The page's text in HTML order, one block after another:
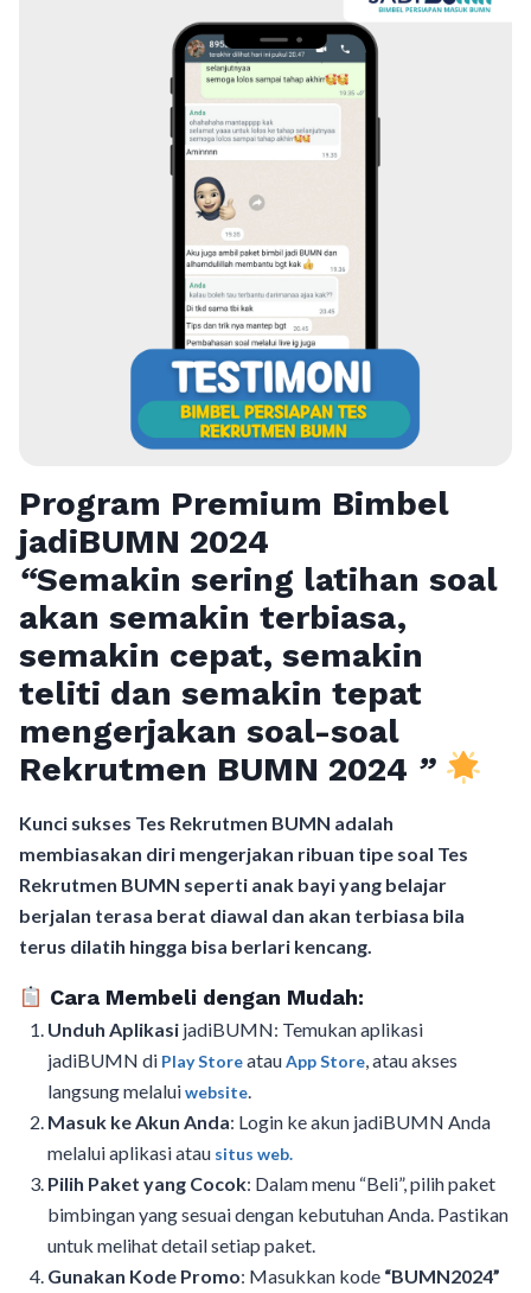
Program Premium Bimbel
jadiBUMN 2024
“Semakin sering latihan soal
akan semakin terbiasa,
semakin cepat, semakin
teliti dan semakin tepat
mengerjakan soal-soal
Rekrutmen BUMN 2024 ”
Kunci sukses Tes Rekrutmen BUMN adalah
membiasakan diri mengerjakan ribuan tipe soal Tes
Rekrutmen BUMN seperti anak bayi yang belajar
berjalan terasa berat diawal dan akan terbiasa bila
terus dilatih hingga bisa berlari kencang.
Cara Membeli dengan Mudah:
Unduh Aplikasi jadiBUMN: Temukan aplikasi
jadiBUMN di Play StoreatauApp Store, atau akses
langsung melaluiwebsite.
Masuk ke Akun Anda: Login ke akun jadiBUMN Anda
melalui aplikasi atau situs web.
Pilih Paket yang Cocok: Dalam menu “Beli”, pilih paket
bimbingan yang sesuai dengan kebutuhan Anda. Pastikan
untuk melihat detail setiap paket.
Gunakan Kode Promo: Masukkan kode “BUMN2024”